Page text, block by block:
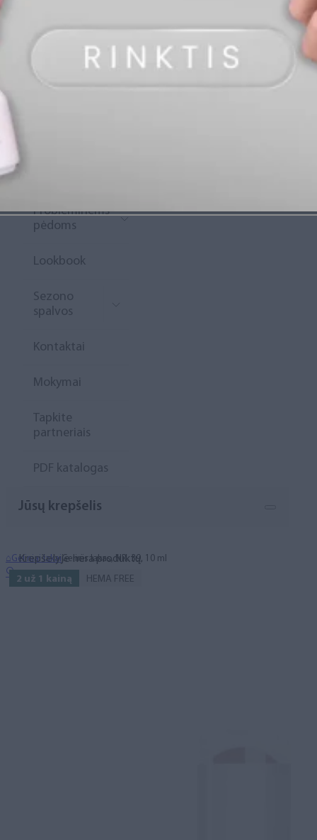
Rewards“
Probleminėms
pėdoms
Lookbook
Sezono
spalvos
Kontaktai
Mokymai
Tapkite
partneriais
PDF katalogas
Jūsų krepšelis
Krepšelyje nėra produktų.
⌂Geliniai lakai Gelinis lakas, NR. 39, 10 ml
2 už 1 kainą HEMA FREE
🔍